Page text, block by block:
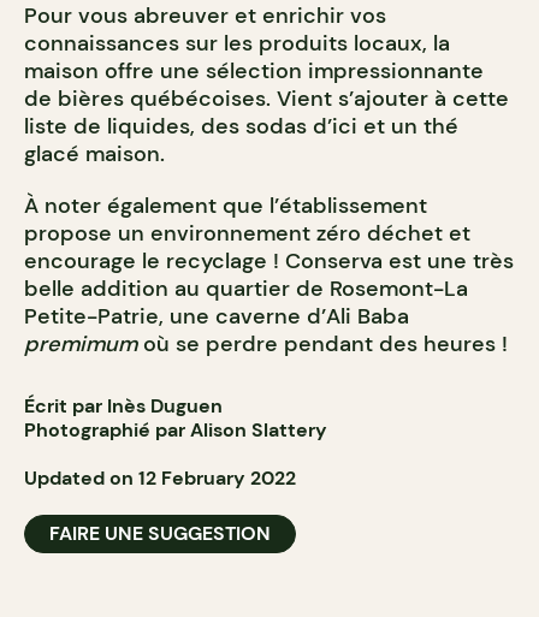
Pour vous abreuver et enrichir vos
connaissances sur les produits locaux, la
maison offre une sélection impressionnante
de bières québécoises. Vient s’ajouter à cette
liste de liquides, des sodas d’ici et un thé
glacé maison.
À noter également que l’établissement
propose un environnement zéro déchet et
encourage le recyclage ! Conserva est une très
belle addition au quartier de Rosemont-La
Petite-Patrie, une caverne d’Ali Baba
premimumoù se perdre pendant des heures !
Écrit par Inès Duguen
Photographié par Alison Slattery
Updated on 12 February 2022
FAIRE UNE SUGGESTION